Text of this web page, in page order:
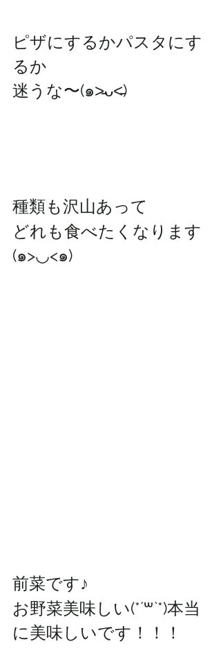
ピザにするかパスタにす
るか
迷うな〜(๑˃̵ᴗ˂̵)
種類も沢山あって
どれも食べたくなります
(๑>◡<๑)
前菜です♪
お野菜美味しい(*´꒳`*)本当
に美味しいです！！！